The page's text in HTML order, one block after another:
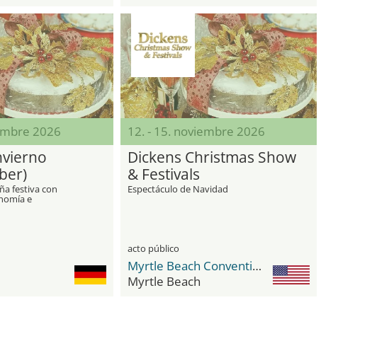
2026
festiva con
e
12. - 15. noviembre 2026
Dickens Christmas Show
& Festivals
Espectáculo de Navidad
acto público
Myrtle Beach Convention Center
Myrtle Beach